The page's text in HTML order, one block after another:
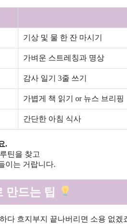
기상 및 물 한 잔 마시기
가벼운 스트레칭과 명상
감사 일기 3줄 쓰기
가볍게 책 읽기 or 뉴스 브리핑
간단한 아침 식사
.
틴을 찾고
이는 거랍니다.
만드는 팁
다 흐지부지 끝나버리면 소용 없겠